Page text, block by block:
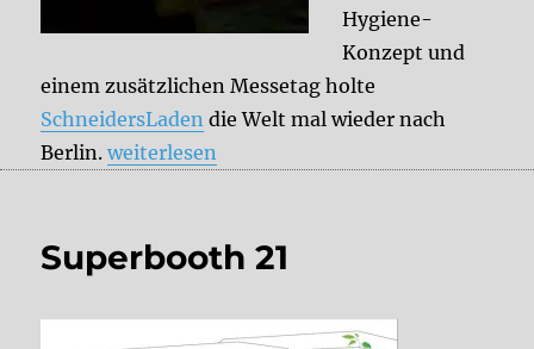
Hygiene-
Konzept und
einem zusätzlichen Messetag holte
SchneidersLaden die Welt mal wieder nach
Berlin.„SUPERBOOTH 2021 – Meine Highlights“
weiterlesen
Superbooth 21